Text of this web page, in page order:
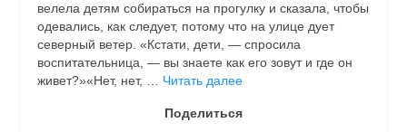
велела детям собираться на прогулку и сказала, чтобы
одевались, как следует, потому что на улице дует
северный ветер. «Кстати, дети, — спросила
воспитательница, — вы знаете как его зовут и где он
живет?»«Нет, нет, … Читать далее
Поделиться